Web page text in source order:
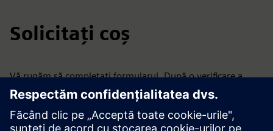
Solicitați coș
Vă rugăm să completați formularul. După o verificare a
controlului exporturilor, veți primi un link către Managerul
nostru de abonament, unde puteți comanda și plăti
software-ul. Pentru opțiuni alternative de licențiere, vă